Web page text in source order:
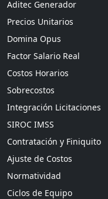
Aditec Generador
Precios Unitarios
Domina Opus
Factor Salario Real
Costos Horarios
Sobrecostos
Integración Licitaciones
SIROC IMSS
Contratación y Finiquito
Ajuste de Costos
Normatividad
Ciclos de Equipo